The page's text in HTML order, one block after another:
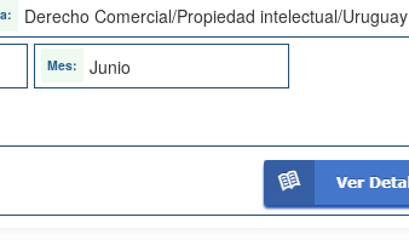
Derecho Comercial/Propiedad intelectual/Uruguay
Junio